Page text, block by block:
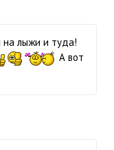
на лыжи и туда!
А вот